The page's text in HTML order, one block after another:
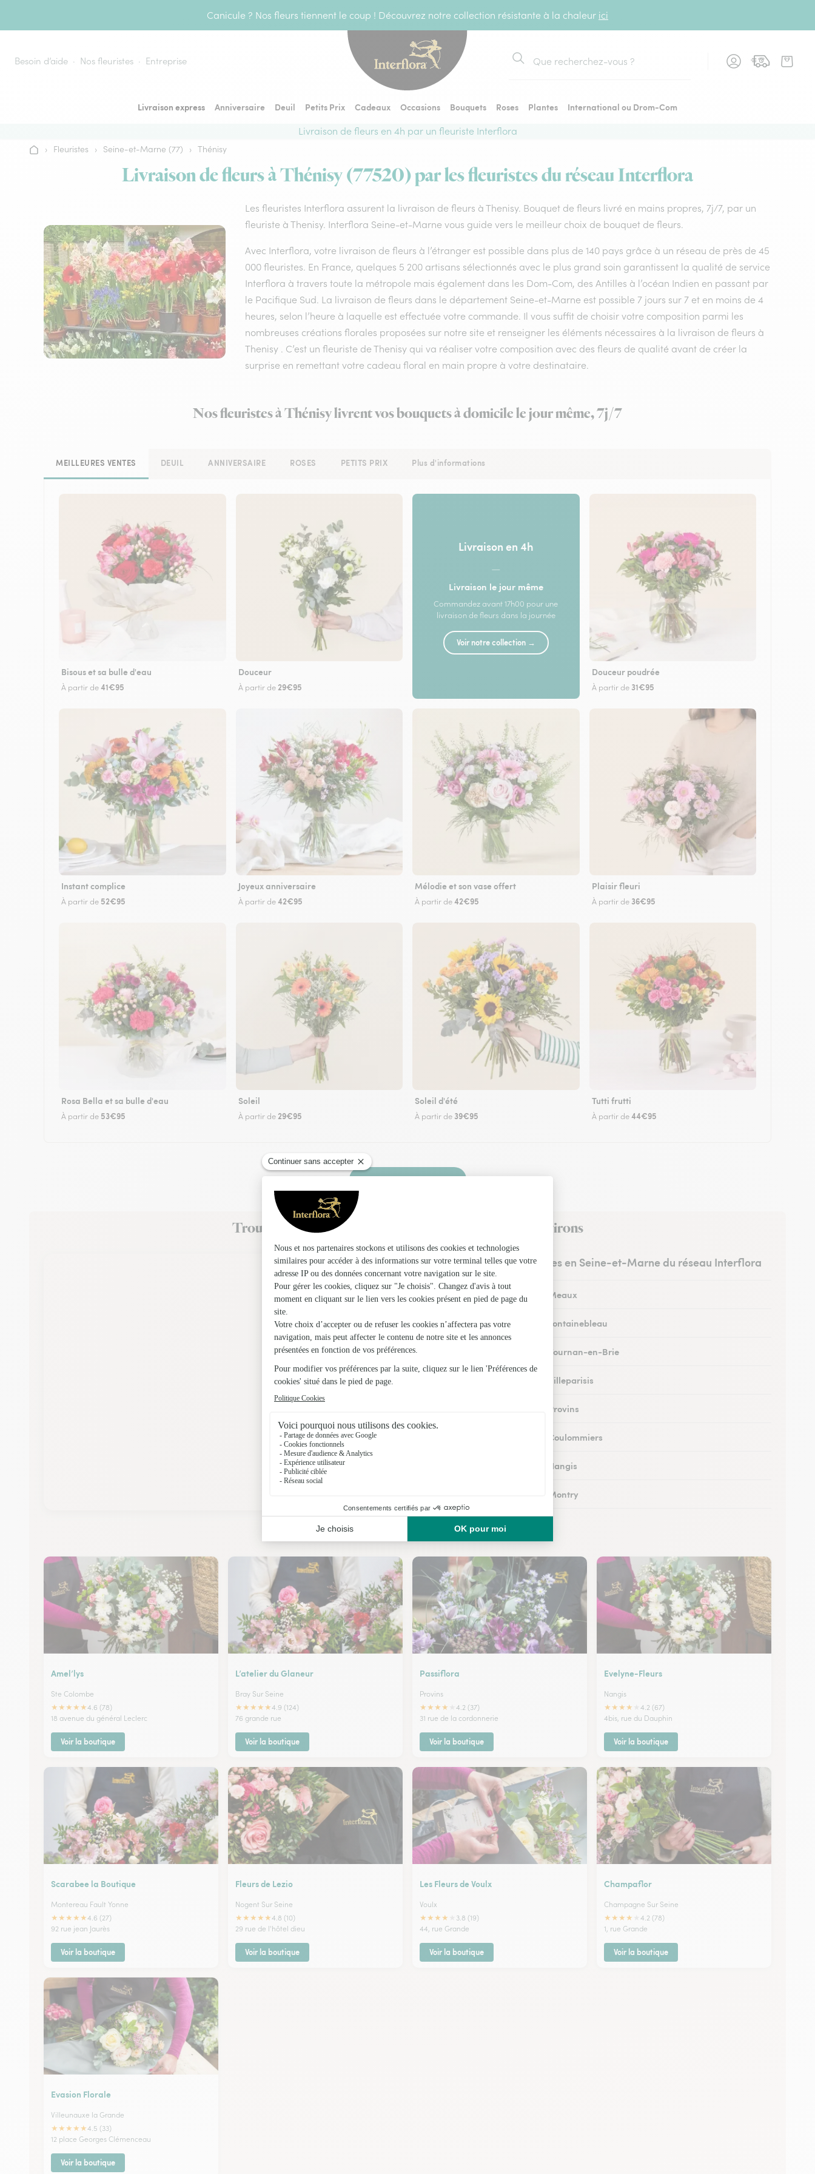
Canicule ? Nos fleurs tiennent le coup ! Découvrez notre collection résistante à la chaleur ici
Besoin d’aide Nos fleuristes Entreprise
Rechercher
Livraison express Anniversaire Deuil Petits Prix Cadeaux Occasions Bouquets Roses Plantes
International ou Drom-Com
Livraison de fleurs en 4h par un fleuriste Interflora
Accueil
› Fleuristes › Seine-et-Marne (77) › Thénisy
Livraison de fleurs à Thénisy (77520) par les fleuristes du réseau Interflora
Les fleuristes Interflora assurent la livraison de fleurs à Thenisy. Bouquet de fleurs livré en mains propres, 7j/7, par un
fleuriste à Thenisy. Interflora Seine-et-Marne vous guide vers le meilleur choix de bouquet de fleurs.
Avec Interflora, votre livraison de fleurs à l’étranger est possible dans plus de 140 pays grâce à un réseau de près de 45
000 fleuristes. En France, quelques 5 200 artisans sélectionnés avec le plus grand soin garantissent la qualité de service
Interflora à travers toute la métropole mais également dans les Dom-Com, des Antilles à l’océan Indien en passant par
le Pacifique Sud. La livraison de fleurs dans le département Seine-et-Marne est possible 7 jours sur 7 et en moins de 4
heures, selon l’heure à laquelle est effectuée votre commande. Il vous suffit de choisir votre composition parmi les
nombreuses créations florales proposées sur notre site et renseigner les éléments nécessaires à la livraison de fleurs à
Thenisy . C’est un fleuriste de Thenisy qui va réaliser votre composition avec des fleurs de qualité avant de créer la
surprise en remettant votre cadeau floral en main propre à votre destinataire.
Nos fleuristes à Thénisy livrent vos bouquets à domicile le jour même, 7j/7
MEILLEURES VENTES DEUIL ANNIVERSAIRE ROSES PETITS PRIX Plus d'informations
Bisous et sa bulle d'eau
À partir de41€95
Douceur
À partir de 29€95
Livraison en 4h
—
Livraison le jour même
Commandez avant 17h00 pour une
livraison de fleurs dans la journée
Voir notre collection →
Douceur poudrée
À partir de 31€95
Instant complice
À partir de 52€95
Joyeux anniversaire
À partir de42€95
Mélodie et son vase offert
À partir de42€95
Plaisir fleuri
À partir de 36€95
Rosa Bella et sa bulle d'eau
À partir de 53€95
Soleil
À partir de 29€95
Soleil d'été
À partir de 39€95
Tutti frutti
À partir de44€95
Faire livrer des fleurs
Trouvez un fleuriste Interflora à Thénisy et dans ses environs
Les fleuristes en Seine-et-Marne du réseau Interflora
Fleuristes à Meaux
Fleuristes à Fontainebleau
Fleuristes à Tournan-en-Brie
Fleuristes à Villeparisis
Fleuristes à Provins
Fleuristes à Coulommiers
Fleuristes à Nangis
Fleuristes à Montry
Nos fleuristes à Thénisy
Amel’lys
Ste Colombe
★★★★★4.6 (78)
18 avenue du général Leclerc
Voir la boutique
L’atelier du Glaneur
Bray Sur Seine
★★★★★4.9 (124)
76 grande rue
Voir la boutique
Passiflora
Provins
★★★★
4.2 (37)
31 rue de la cordonnerie
Voir la boutique
Evelyne-Fleurs
Nangis
★★★★
4.2 (67)
4bis, rue du Dauphin
Voir la boutique
Scarabee la Boutique
Montereau Fault Yonne
★★★★★4.6 (27)
92 rue jean Jaurès
Voir la boutique
Fleurs de Lezio
Nogent Sur Seine
★★★★★4.8 (10)
29 rue de l'hôtel dieu
Voir la boutique
Les Fleurs de Voulx
Voulx
★★★★
3.8 (19)
44, rue Grande
Voir la boutique
Champaflor
Champagne Sur Seine
★★★★
4.2 (78)
1, rue Grande
Voir la boutique
Evasion Florale
Villeunauxe la Grande
★★★★★4.5 (33)
12 place Georges Clémenceau
Voir la boutique